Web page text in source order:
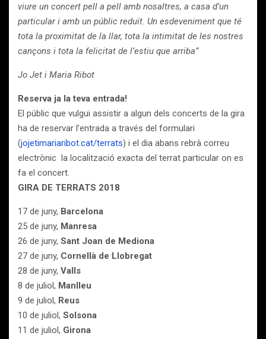
viure un concert pell a pell amb nosaltres, a casa d’un
particular i amb un públic reduït. Un esdeveniment que té
tota la proximitat de la llar, tota la intimitat de les nostres
cançons i tota la felicitat de l’estiu que arriba”
Jo Jet i Maria Ribot
Reserva ja la teva entrada!
El públic que vulgui assistir a algun dels concerts de la gira
ha de reservar l’entrada a través del formulari
(jojetimariaribot.cat/terrats) i el dia abans rebrà correu
electrònic la localització exacta del terrat particular on es
fa el concert.
GIRA DE TERRATS 2018
17 de juny, Barcelona
25 de juny, Manresa
26 de juny, Sant Joan de Mediona
27 de juny, Cornellà de Llobregat
28 de juny, Valls
8 de juliol, Manlleu
9 de juliol, Reus
10 de juliol, Solsona
11 de juliol, Girona